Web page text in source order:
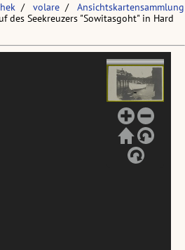
volare
Ansichtskartensammlung
des Seekreuzers "Sowitasgoht" in Hard